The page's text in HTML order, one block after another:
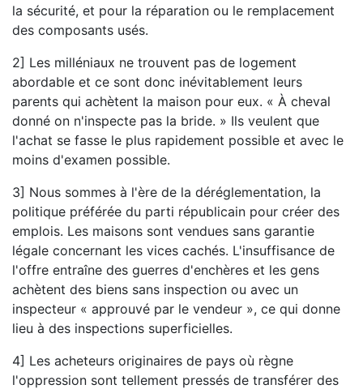
la sécurité, et pour la réparation ou le remplacement
des composants usés.
2] Les milléniaux ne trouvent pas de logement
abordable et ce sont donc inévitablement leurs
parents qui achètent la maison pour eux. « À cheval
donné on n'inspecte pas la bride. » Ils veulent que
l'achat se fasse le plus rapidement possible et avec le
moins d'examen possible.
3] Nous sommes à l'ère de la déréglementation, la
politique préférée du parti républicain pour créer des
emplois. Les maisons sont vendues sans garantie
légale concernant les vices cachés. L'insuffisance de
l'offre entraîne des guerres d'enchères et les gens
achètent des biens sans inspection ou avec un
inspecteur « approuvé par le vendeur », ce qui donne
lieu à des inspections superficielles.
4] Les acheteurs originaires de pays où règne
l'oppression sont tellement pressés de transférer des